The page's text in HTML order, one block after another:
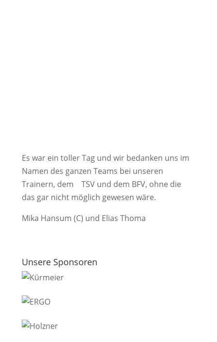
Es war ein toller Tag und wir bedanken uns im
Namen des ganzen Teams bei unseren
Trainern, dem TSV und dem BFV, ohne die
das gar nicht möglich gewesen wäre.
Mika Hansum (C) und Elias Thoma
Unsere Sponsoren